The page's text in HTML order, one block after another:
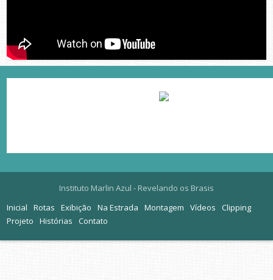
Instituto Marlin Azul - Revelando os Brasis
Inicial
Rotas Exibição Na Estrada Montagem Vídeos
Clipping
Projeto
Histórias Contato